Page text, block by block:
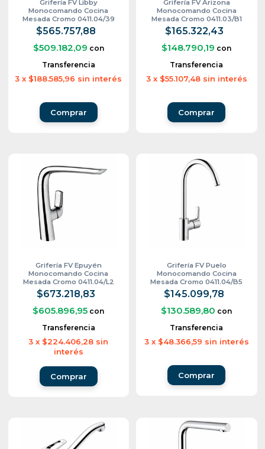
Grifería FV Libby
Monocomando Cocina
Mesada Cromo 0411.04/39
$565.757,88
$509.182,09 con
Transferencia
3 x $188.585,96 sin interés
Grifería FV Arizona
Monocomando Cocina
Mesada Cromo 0411.03/B1
$165.322,43
$148.790,19 con
Transferencia
3 x $55.107,48 sin interés
Grifería FV Epuyén
Monocomando Cocina
Mesada Cromo 0411.04/L2
$673.218,83
$605.896,95 con
Transferencia
3 x $224.406,28 sin
interés
Grifería FV Puelo
Monocomando Cocina
Mesada Cromo 0411.04/B5
$145.099,78
$130.589,80 con
Transferencia
3 x $48.366,59 sin interés